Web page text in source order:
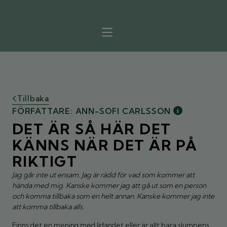
Tillbaka
FÖRFATTARE: ANN-SOFI CARLSSON
DET ÄR SÅ HÄR DET
KÄNNS NÄR DET ÄR PÅ
RIKTIGT
Jag går inte ut ensam. Jag är rädd för vad som kommer att
hända med mig. Kanske kommer jag att gå ut som en person
och komma tillbaka som en helt annan. Kanske kommer jag inte
att komma tillbaka alls.
Finns det en mening med lidandet eller är allt bara slumpens